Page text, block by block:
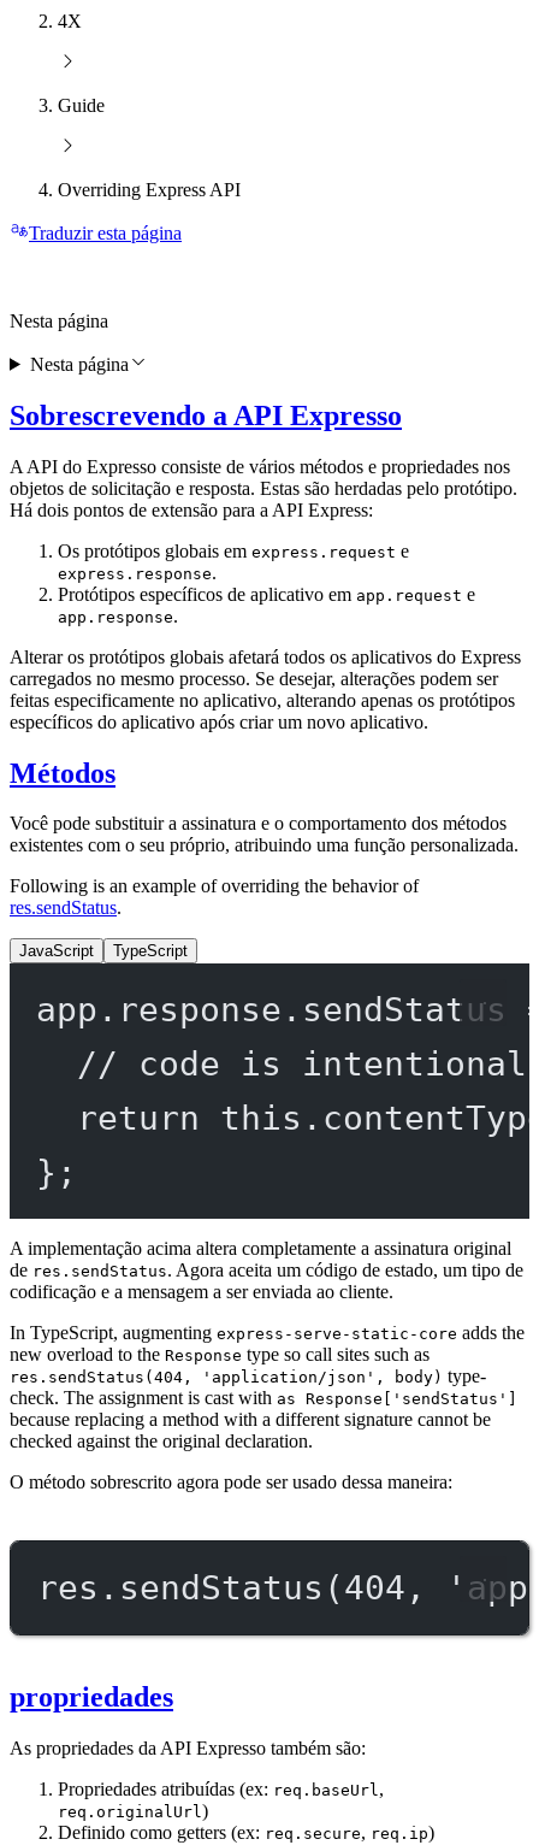
4X
Guide
Overriding Express API
Traduzir esta página
Sobrescrevendo a API Expresso
A API do Expresso consiste de vários métodos e propriedades nos
objetos de solicitação e resposta. Estas são herdadas pelo protótipo.
Há dois pontos de extensão para a API Express:
Os protótipos globais em express.request e
express.response.
Protótipos específicos de aplicativo em app.request e
app.response.
Alterar os protótipos globais afetará todos os aplicativos do Express
carregados no mesmo processo. Se desejar, alterações podem ser
feitas especificamente no aplicativo, alterando apenas os protótipos
específicos do aplicativo após criar um novo aplicativo.
Métodos
Você pode substituir a assinatura e o comportamento dos métodos
existentes com o seu próprio, atribuindo uma função personalizada.
Following is an example of overriding the behavior of
res.sendStatus.
JavaScript TypeScript
app.response. sendStatus
// code is
return
this .
};
A implementação acima altera completamente a assinatura original
de res.sendStatus. Agora aceita um código de estado, um tipo de
codificação e a mensagem a ser enviada ao cliente.
In TypeScript, augmenting express-serve-static-core adds the
new overload to the Response type so call sites such as
res.sendStatus(404, 'application/json', body) type-
check. The assignment is cast with as Response['sendStatus']
because replacing a method with a different signature cannot be
checked against the original declaration.
O método sobrescrito agora pode ser usado dessa maneira:
res. sendStatus (404 ,
propriedades
As propriedades da API Expresso também são:
Propriedades atribuídas (ex: req.baseUrl,
req.originalUrl)
Definido como getters (ex: req.secure, req.ip)
Nesta página
Nesta página